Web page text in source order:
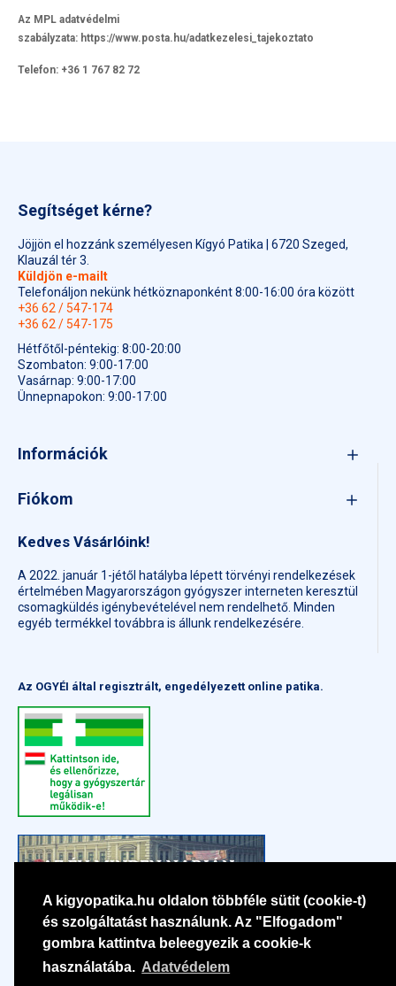
A kigyopatika.hu oldalon többféle sütit (cookie-t)
és szolgáltatást használunk. Az "Elfogadom"
gombra kattintva beleegyezik a cookie-k
használatába. Adatvédelem
Az MPL adatvédelmi
szabályzata: https://www.posta.hu/adatkezelesi_tajekoztato
Telefon: +36 1 767 82 72
Segítséget kérne?
Jöjjön el hozzánk személyesen Kígyó Patika | 6720 Szeged,
Klauzál tér 3.
Küldjön e-mailt
Telefonáljon nekünk hétköznaponként 8:00-16:00 óra között
+36 62 / 547-174
+36 62 / 547-175
Hétfőtől-péntekig: 8:00-20:00
Szombaton: 9:00-17:00
Vasárnap: 9:00-17:00
Ünnepnapokon: 9:00-17:00
Információk
Fiókom
Kedves Vásárlóink!
A 2022. január 1-jétől hatályba lépett törvényi rendelkezések
értelmében Magyarországon gyógyszer interneten keresztül
csomagküldés igénybevételével nem rendelhető. Minden
egyéb termékkel továbbra is állunk rendelkezésére.
Az OGYÉI által regisztrált, engedélyezett online patika.